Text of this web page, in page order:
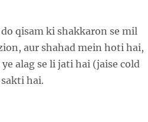
qisam ki shakkaron se mil
aur shahad mein hoti hai,
alag se li jati hai (jaise cold
hai.